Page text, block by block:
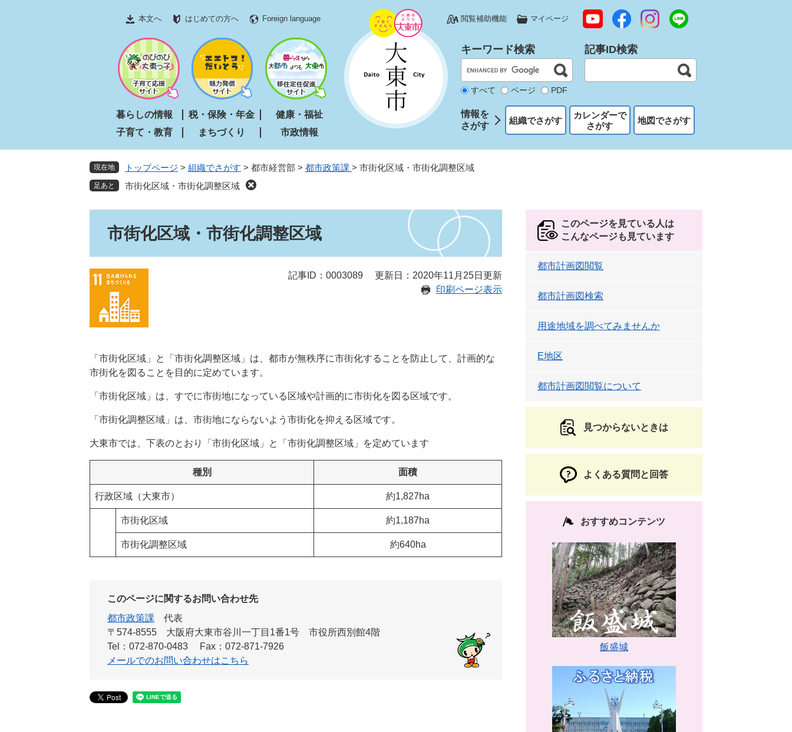
文
本文へ はじめての方へ Foreign language 閲覧補助機能 マイページ
暮らしの情報 税・保険・年金
健康・福祉
子育て・教育
まちづくり 市政情報
キーワード検索
すべて ページ PDF
記事ID検索
情報を
さがす
組織でさがす
カレンダーで
さがす
地図でさがす
現在地 トップページ > 組織でさがす > 都市経営部 > 都市政策課 > 市街化区域・市街化調整区域
市街化区域・市街化調整区域
市街化区域・市街化調整区域
記事ID：0003089
更新日：2020年11月25日更新
印刷ページ表示
「市街化区域」と「市街化調整区域」は、都市が無秩序に市街化することを防止して、計画的な
市街化を図ることを目的に定めています。
「市街化区域」は、すでに市街地になっている区域や計画的に市街化を図る区域です。
「市街化調整区域」は、市街地にならないよう市街化を抑える区域です。
大東市では、下表のとおり「市街化区域」と「市街化調整区域」を定めています
種別 面積
行政区域（大東市） 約1,827ha
市街化区域 約1,187ha
市街化調整区域 約640ha
このページに関するお問い合わせ先
都市政策課
代表
〒574-8555 大阪府大東市谷川一丁目1番1号 市役所西別館4階
Tel：072-870-0483
Fax：072-871-7926
メールでのお問い合わせはこちら
このページを見ている人は
こんなページも見ています
都市計画図閲覧
都市計画図検索
用途地域を調べてみませんか
E地区
都市計画図閲覧について
見つからないときは
よくある質問と回答
おすすめコンテンツ
飯盛城